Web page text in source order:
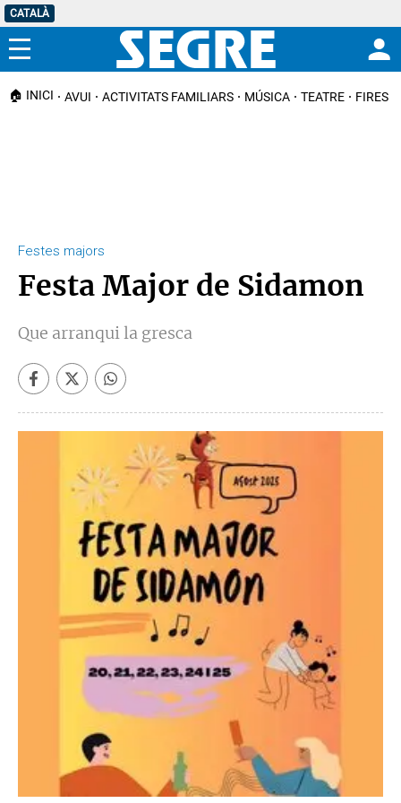
CATALÀ
Menú
🏠 INICI AVUI ACTIVITATS FAMILIARS MÚSICA TEATRE FIRES I
Festes majors
Festa Major de Sidamon
Que arranqui la gresca